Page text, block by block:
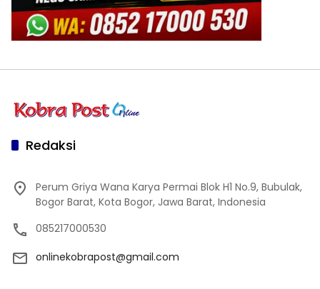
Redaksi
Perum Griya Wana Karya Permai Blok H1 No.9, Bubulak,
Bogor Barat, Kota Bogor, Jawa Barat, Indonesia
085217000530
onlinekobrapost@gmail.com